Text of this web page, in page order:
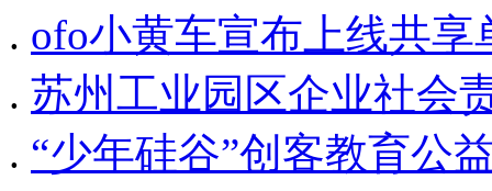
. ofo小黄车宣布上线共
. 苏州工业园区企业社会
. “少年硅谷”创客教育公